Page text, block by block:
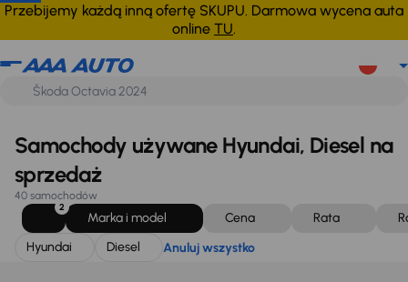
Przebijemy każdą inną ofertę SKUPU. Darmowa wycena auta
online TU.
Hyundai Diesel Anuluj wszystko
Samochody używane Hyundai, Diesel na
sprzedaż
40 samochodów
2
Marka i model Cena Rata
Hyundai
Diesel Anuluj wszystko